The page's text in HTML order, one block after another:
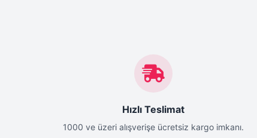
Hızlı Teslimat
1000 ve üzeri alışverişe ücretsiz kargo imkanı.